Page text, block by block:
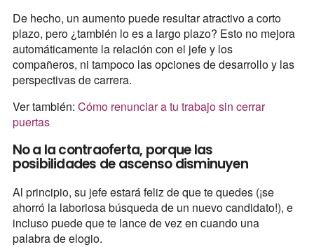
De hecho, un aumento puede resultar atractivo a corto
plazo, pero ¿también lo es a largo plazo? Esto no mejora
automáticamente la relación con el jefe y los
compañeros, ni tampoco las opciones de desarrollo y las
perspectivas de carrera.
Ver también: Cómo renunciar a tu trabajo sin cerrar
puertas
No a la contraoferta, porque las
posibilidades de ascenso disminuyen
Al principio, su jefe estará feliz de que te quedes (¡se
ahorró la laboriosa búsqueda de un nuevo candidato!), e
incluso puede que te lance de vez en cuando una
palabra de elogio.